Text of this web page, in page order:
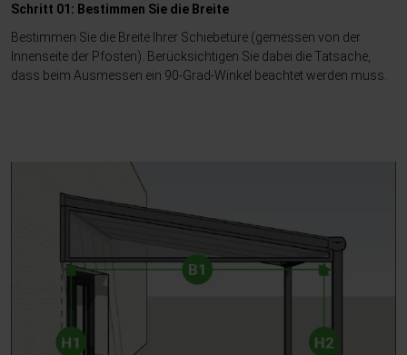
Schritt 01: Bestimmen Sie die Breite
Bestimmen Sie die Breite Ihrer Schiebetüre (gemessen von der
Innenseite der Pfosten). Berücksichtigen Sie dabei die Tatsache,
dass beim Ausmessen ein 90-Grad-Winkel beachtet werden muss.